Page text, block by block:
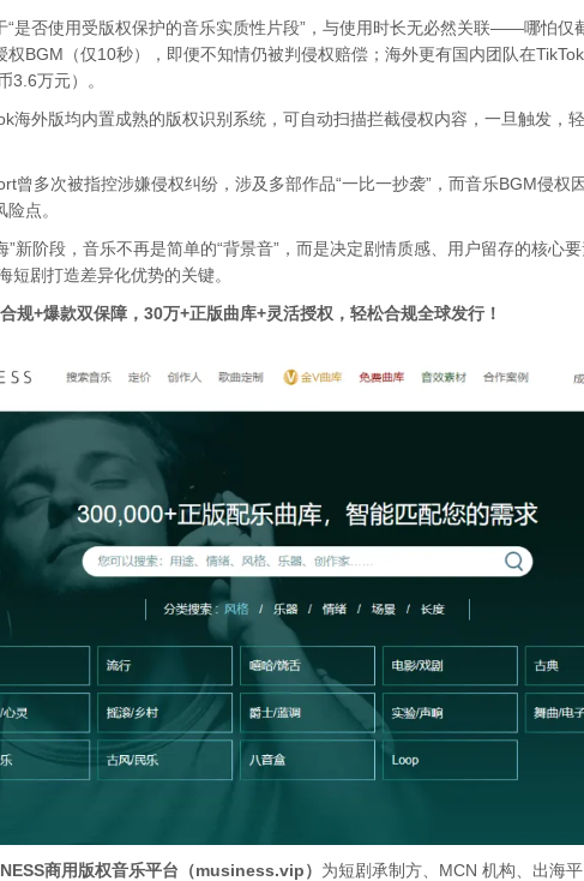
“是否使用受版权保护的音乐实质性片段”，与使用时长无必然关联——哪怕仅
BGM（仅10秒），即便不知情仍被判侵权赔偿；海外更有国内团队在
3.6万元）。
海外版均内置成熟的版权识别系统，可自动扫描拦截侵权内容，一旦触发，
曾多次被指控涉嫌侵权纠纷，涉及多部作品“一比一抄袭”，而音乐BGM侵
点。
”新阶段，音乐不再是简单的“背景音”，而是决定剧情质感、用户留存的核
剧打造差异化优势的关键。
规+爆款双保障， 30万+正版曲库+灵活授权，轻松合规全球发行！
商用版权音乐平台（musiness.vip） 为短剧承制方、MCN 机构、出海